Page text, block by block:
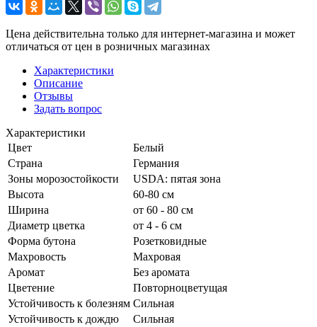
Цена действительна только для интернет-магазина и может
отличаться от цен в розничных магазинах
Характеристики
Описание
Отзывы
Задать вопрос
Характеристики
Цвет
Белый
Страна
Германия
Зоны морозостойкости
USDA: пятая зона
Высота
60-80 см
Ширина
от 60 - 80 см
Диаметр цветка
от 4 - 6 см
Форма бутона
Розетковидные
Махровость
Махровая
Аромат
Без аромата
Цветение
Повторноцветущая
Устойчивость к болезням Сильная
Устойчивость к дождю
Сильная